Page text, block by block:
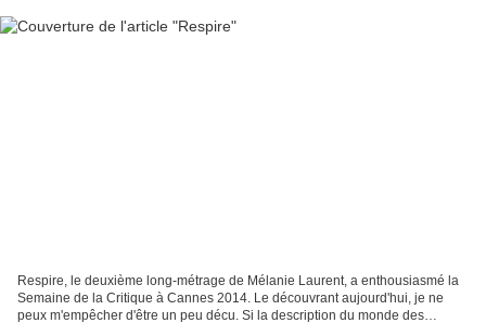
Respire, le deuxième long-métrage de Mélanie Laurent, a enthousiasmé la
Semaine de la Critique à Cannes 2014. Le découvrant aujourd'hui, je ne
peux m'empêcher d'être un peu décu. Si la description du monde des